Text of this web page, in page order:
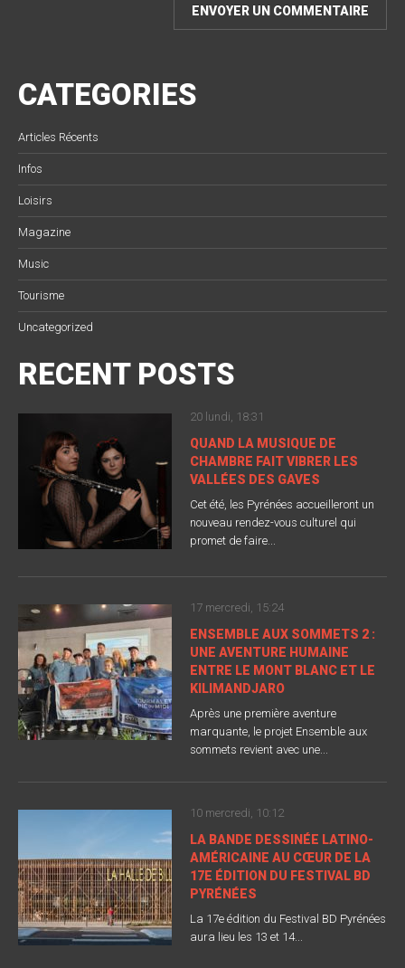
CATEGORIES
Articles Récents
Infos
Loisirs
Magazine
Music
Tourisme
Uncategorized
RECENT POSTS
20 lundi, 18:31
QUAND LA MUSIQUE DE
CHAMBRE FAIT VIBRER LES
VALLÉES DES GAVES
Cet été, les Pyrénées accueilleront un
nouveau rendez-vous culturel qui
promet de faire...
17 mercredi, 15:24
ENSEMBLE AUX SOMMETS 2 :
UNE AVENTURE HUMAINE
ENTRE LE MONT BLANC ET LE
KILIMANDJARO
Après une première aventure
marquante, le projet Ensemble aux
sommets revient avec une...
10 mercredi, 10:12
LA BANDE DESSINÉE LATINO-
AMÉRICAINE AU CŒUR DE LA
17E ÉDITION DU FESTIVAL BD
PYRÉNÉES
La 17e édition du Festival BD Pyrénées
aura lieu les 13 et 14...